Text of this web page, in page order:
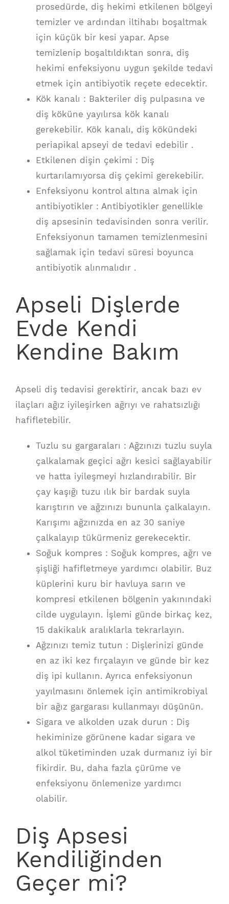
prosedürde, diş hekimi etkilenen bölgeyi
temizler ve ardından iltihabı boşaltmak
için küçük bir kesi yapar. Apse
temizlenip boşaltıldıktan sonra, diş
hekimi enfeksiyonu uygun şekilde tedavi
etmek için antibiyotik reçete edecektir.
Kök kanalı : Bakteriler diş pulpasına ve
diş köküne yayılırsa kök kanalı
gerekebilir. Kök kanalı, diş kökündeki
periapikal apseyi de tedavi edebilir .
Etkilenen dişin çekimi : Diş
kurtarılamıyorsa diş çekimi gerekebilir.
Enfeksiyonu kontrol altına almak için
antibiyotikler : Antibiyotikler genellikle
diş apsesinin tedavisinden sonra verilir.
Enfeksiyonun tamamen temizlenmesini
sağlamak için tedavi süresi boyunca
antibiyotik alınmalıdır .
Apseli Dişlerde
Evde Kendi
Kendine Bakım
Apseli diş tedavisi gerektirir, ancak bazı ev
ilaçları ağız iyileşirken ağrıyı ve rahatsızlığı
hafifletebilir.
Tuzlu su gargaraları : Ağzınızı tuzlu suyla
çalkalamak geçici ağrı kesici sağlayabilir
ve hatta iyileşmeyi hızlandırabilir. Bir
çay kaşığı tuzu ılık bir bardak suyla
karıştırın ve ağzınızı bununla çalkalayın.
Karışımı ağzınızda en az 30 saniye
çalkalayıp tükürmeniz gerekecektir.
Soğuk kompres : Soğuk kompres, ağrı ve
şişliği hafifletmeye yardımcı olabilir. Buz
küplerini kuru bir havluya sarın ve
kompresi etkilenen bölgenin yakınındaki
cilde uygulayın. İşlemi günde birkaç kez,
15 dakikalık aralıklarla tekrarlayın.
Ağzınızı temiz tutun : Dişlerinizi günde
en az iki kez fırçalayın ve günde bir kez
diş ipi kullanın. Ayrıca enfeksiyonun
yayılmasını önlemek için antimikrobiyal
bir ağız gargarası kullanmayı düşünün.
Sigara ve alkolden uzak durun : Diş
hekiminize görünene kadar sigara ve
alkol tüketiminden uzak durmanız iyi bir
fikirdir. Bu, daha fazla çürüme ve
enfeksiyonu önlemenize yardımcı
olabilir.
Diş Apsesi
Kendiliğinden
Geçer mi?